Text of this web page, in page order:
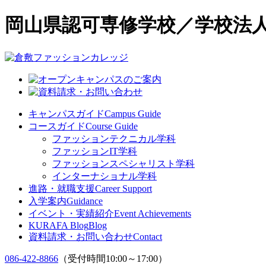
岡山県認可専修学校／学校法
キャンパスガイドCampus Guide
コースガイドCourse Guide
ファッションテクニカル学科
ファッションIT学科
ファッションスペシャリスト学科
インターナショナル学科
進路・就職支援Career Support
入学案内Guidance
イベント・実績紹介Event Achievements
KURAFA BlogBlog
資料請求・お問い合わせContact
086-422-8866 （受付時間10:00～17:00）